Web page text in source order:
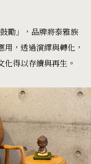
勵」，品牌將泰雅族
，透過演繹與轉化，
得以存續與再生。